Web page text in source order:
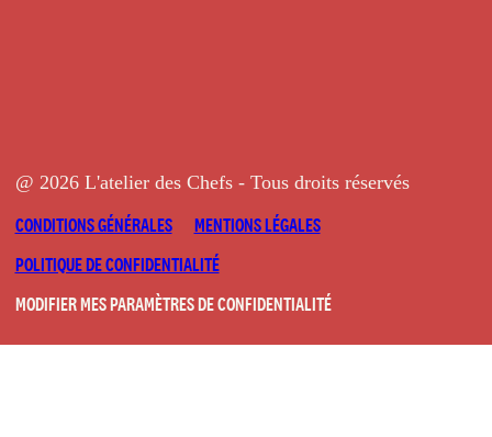
@ 2026 L'atelier des Chefs - Tous droits réservés
CONDITIONS GÉNÉRALES
MENTIONS LÉGALES
POLITIQUE DE CONFIDENTIALITÉ
MODIFIER MES PARAMÈTRES DE CONFIDENTIALITÉ